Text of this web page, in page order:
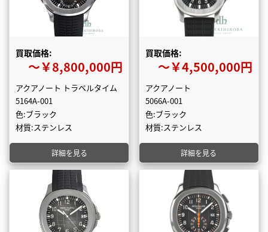
買取価格:
〜￥8,800,000円
アクアノート トラベルタイム
5164A-001
色:ブラック
材質:ステンレス
詳細を見る
買取価格:
〜￥4,500,000円
アクアノート
5066A-001
色:ブラック
材質:ステンレス
詳細を見る